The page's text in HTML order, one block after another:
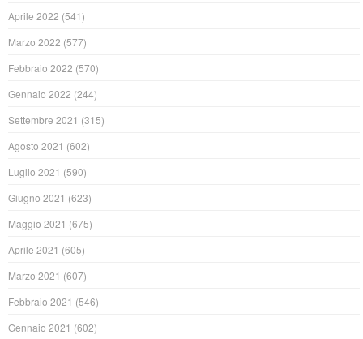
Aprile 2022 (541)
Marzo 2022 (577)
Febbraio 2022 (570)
Gennaio 2022 (244)
Settembre 2021 (315)
Agosto 2021 (602)
Luglio 2021 (590)
Giugno 2021 (623)
Maggio 2021 (675)
Aprile 2021 (605)
Marzo 2021 (607)
Febbraio 2021 (546)
Gennaio 2021 (602)